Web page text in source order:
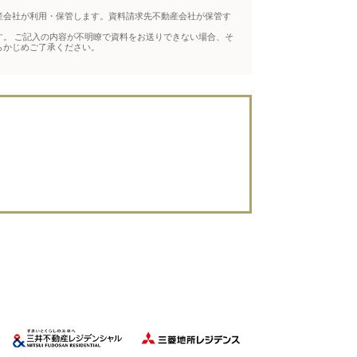
社が利用・保管します。資料請求先不動産会社が保管す
ご記入の内容が不明瞭で資料をお送りできない場合、そ
じめご了承ください。